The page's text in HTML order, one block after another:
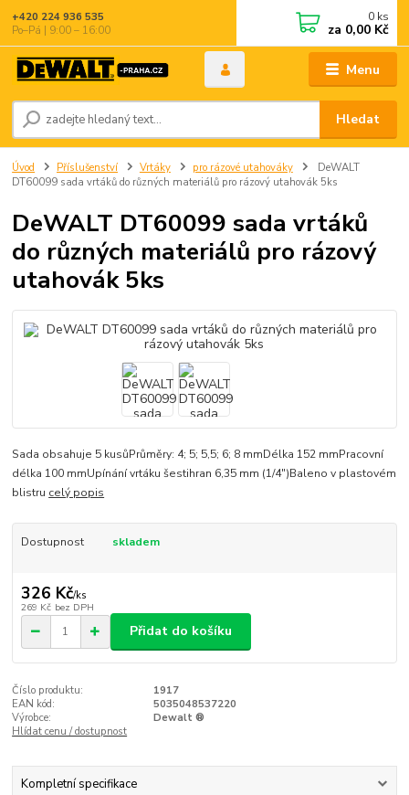
Menu
Hledat
+420 224 936 535
Po–Pá | 9:00 – 16:00
0 ks
za 0,00 Kč
Úvod Příslušenství Vrtáky pro rázové utahováky
DeWALT
DT60099 sada vrtáků do různých materiálů pro rázový utahovák 5ks
DeWALT DT60099 sada vrtáků
do různých materiálů pro rázový
utahovák 5ks
Sada obsahuje 5 kusůPrůměry: 4; 5; 5,5; 6; 8 mmDélka 152 mmPracovní
délka 100 mmUpínání vrtáku šestihran 6,35 mm (1/4")Baleno v plastovém
blistru celý popis
Dostupnost skladem
326 Kč/ks
269 Kč bez DPH
Přidat do košíku
Číslo produktu:
1917
EAN kód:
5035048537220
Výrobce:
Dewalt ®
Hlídat cenu / dostupnost
Kompletní specifikace